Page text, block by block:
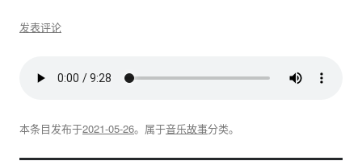
发表评论
本条目发布于2021-05-26。属于音乐故事分类。